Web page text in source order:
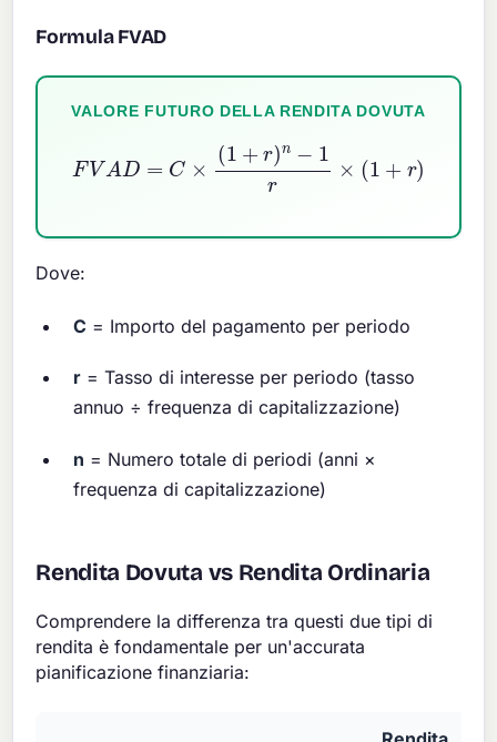
Formula FVAD
VALORE FUTURO DELLA RENDITA DOVUTA
×(1 + )n− ×
Dove:
C = Importo del pagamento per periodo
r = Tasso di interesse per periodo (tasso
annuo ÷ frequenza di capitalizzazione)
n = Numero totale di periodi (anni ×
frequenza di capitalizzazione)
Rendita Dovuta vs Rendita Ordinaria
Comprendere la differenza tra questi due tipi di
rendita è fondamentale per un'accurata
pianificazione finanziaria: